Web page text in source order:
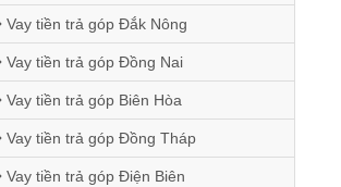
Vay tiền trả góp Đắk Nông
Vay tiền trả góp Đồng Nai
Vay tiền trả góp Biên Hòa
Vay tiền trả góp Đồng Tháp
Vay tiền trả góp Điện Biên